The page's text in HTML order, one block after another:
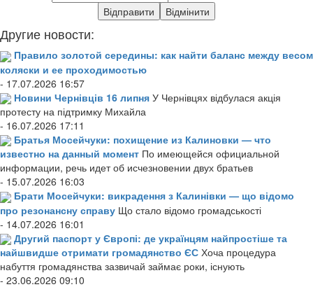
Другие новости:
Правило золотой середины: как найти баланс между весом
коляски и ее проходимостью
- 17.07.2026 16:57
Новини Чернівців 16 липня У Чернівцях відбулася акція
протесту на підтримку Михайла
- 16.07.2026 17:11
Братья Мосейчуки: похищение из Калиновки — что
известно на данный момент По имеющейся официальной
информации, речь идет об исчезновении двух братьев
- 15.07.2026 16:03
Брати Мосейчуки: викрадення з Калинівки — що відомо
про резонансну справу Що стало відомо громадськості
- 14.07.2026 16:01
Другий паспорт у Європі: де українцям найпростіше та
найшвидше отримати громадянство ЄС Хоча процедура
набуття громадянства зазвичай займає роки, існують
- 23.06.2026 09:10